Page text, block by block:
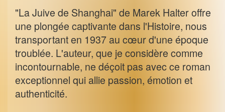
"La Juive de Shanghai" de Marek Halter offre
une plongée captivante dans l'Histoire, nous
transportant en 1937 au cœur d'une époque
troublée. L'auteur, que je considère comme
incontournable, ne déçoit pas avec ce roman
exceptionnel qui allie passion, émotion et
authenticité.